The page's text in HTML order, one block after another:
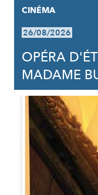
CINÉMA
26/08/2026
OPÉRA
MADAME